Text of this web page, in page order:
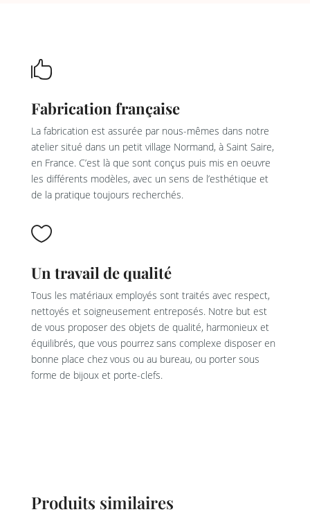

Fabrication française
La fabrication est assurée par nous-mêmes dans notre
atelier situé dans un petit village Normand, à Saint Saire,
en France. C’est là que sont conçus puis mis en oeuvre
les différents modèles, avec un sens de l’esthétique et
de la pratique toujours recherchés.

Un travail de qualité
Tous les matériaux employés sont traités avec respect,
nettoyés et soigneusement entreposés. Notre but est
de vous proposer des objets de qualité, harmonieux et
équilibrés, que vous pourrez sans complexe disposer en
bonne place chez vous ou au bureau, ou porter sous
forme de bijoux et porte-clefs.
Produits similaires